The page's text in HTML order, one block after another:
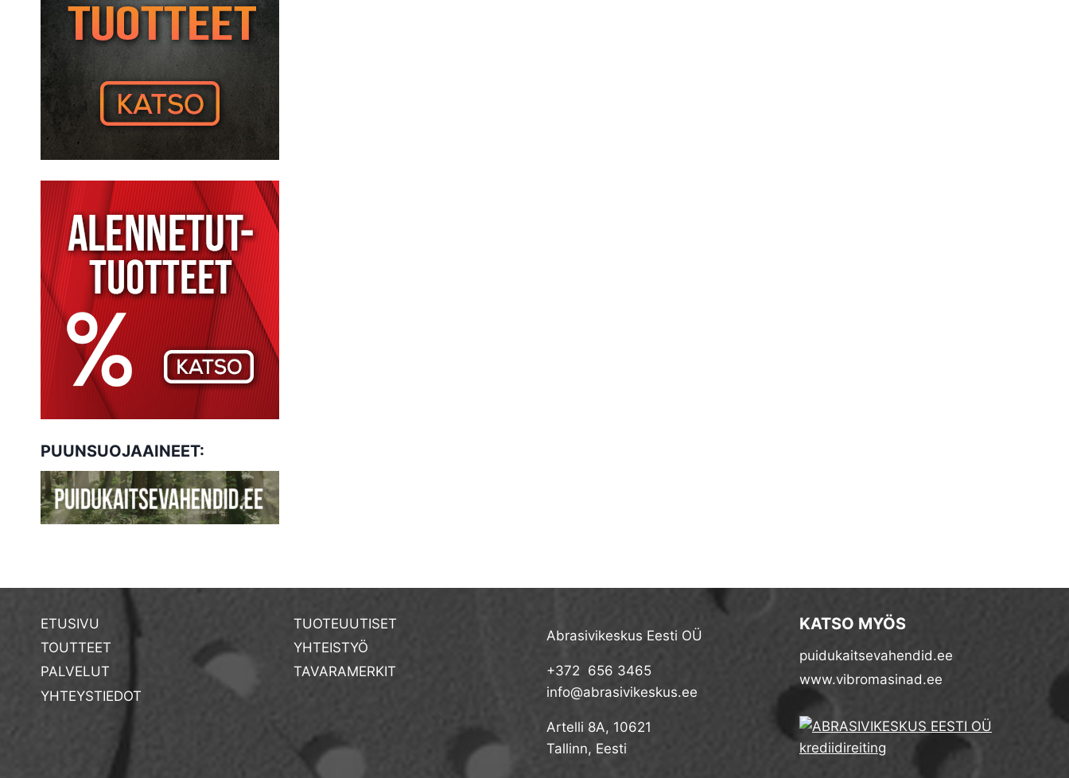
PUUNSUOJAAINEET:
ETUSIVU
TOUTTEET
PALVELUT
YHTEYSTIEDOT
TUOTEUUTISET
YHTEISTYÖ
TAVARAMERKIT
Abrasivikeskus Eesti OÜ
+372 656 3465
info@abrasivikeskus.ee
Artelli 8A, 10621
Tallinn, Eesti
KATSO MYÖS
puidukaitsevahendid.ee
www.vibromasinad.ee